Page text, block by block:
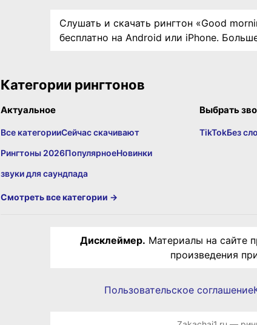
Слушать и скачать рингтон «Good
бесплатно на Android или iPhone.
Категории рингтонов
Актуальное
Все категорииСейчас скачивают
Рингтоны 2026ПопулярноеНовинки
звуки для саундпада
Выбрать
TikTokБез
Смотреть все категории →
Дисклеймер. Материалы на сайте
произведения
Пользовательское соглашение